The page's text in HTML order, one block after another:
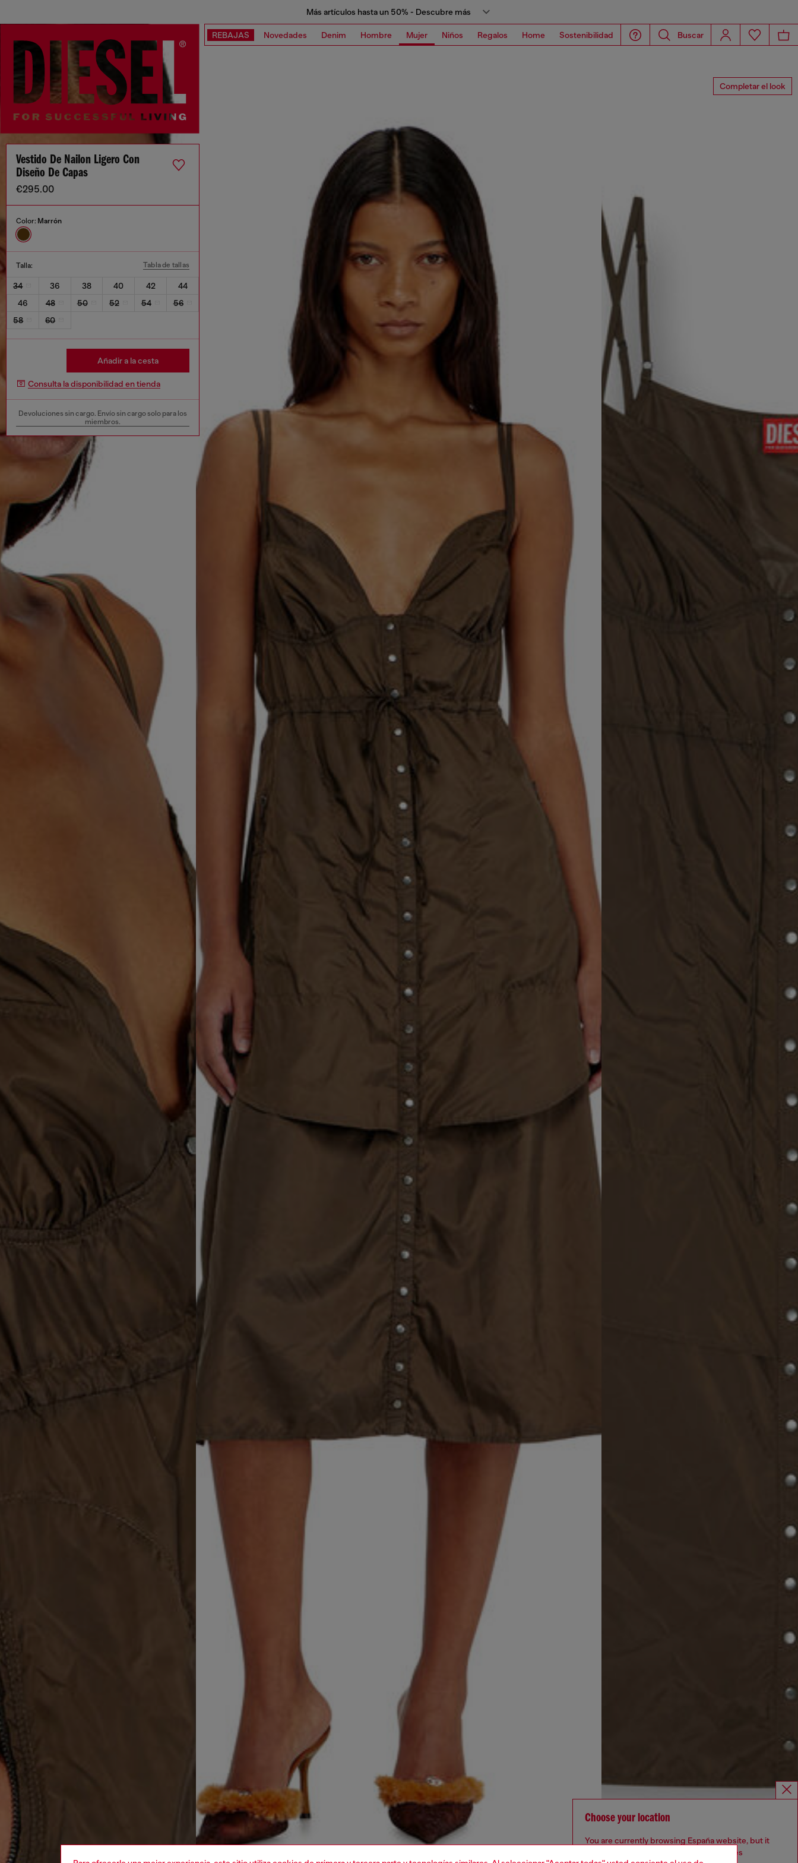
Más artículos hasta un 50% - Descubre más
REBAJAS Novedades Denim Hombre Mujer Niños Regalos Home Sostenibilidad Buscar
Completar el look
Vestido De Nailon Ligero Con
Diseño De Capas
€295.00
Color: Marrón
Talla: Tabla de tallas
34 36 38 40 42
44
46
48 50 52 54
56
58
60
Añadir a la cesta
Consulta la disponibilidad en tienda
Devoluciones sin cargo. Envío sin cargo solo para los
miembros.
Choose your location
You are currently browsing España website, but it
seems you may be based in United States